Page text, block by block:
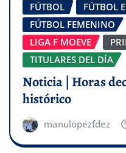
FÚTBOL
FÚTBOL
FÚTBOL FEMENINO
LIGA F MOEVE
TITULARES DEL DÍA
Noticia | Horas
histórico
manulopezfdez